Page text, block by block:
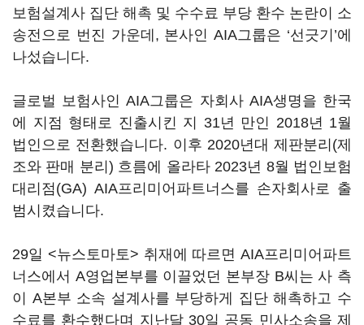
보험설계사 집단 해촉 및 수수료 부당 환수 논란이 소
송전으로 번진 가운데, 본사인 AIA그룹은 ‘선긋기’에
나섰습니다.
글로벌 보험사인 AIA그룹은 자회사 AIA생명을 한국
에 지점 형태로 진출시킨 지 31년 만인 2018년 1월
법인으로 전환했습니다. 이후 2020년대 제판분리(제
조와 판매 분리) 흐름에 올라타 2023년 8월 법인보험
대리점(GA) AIA프리미어파트너스를 손자회사로 출
범시켰습니다.
29일 <뉴스토마토> 취재에 따르면 AIA프리미어파트
너스에서 A영업본부를 이끌었던 본부장 B씨는 사 측
이 A본부 소속 설계사를 부당하게 집단 해촉하고 수
수료를 환수했다며 지난달 30일 공동 민사소송을 제